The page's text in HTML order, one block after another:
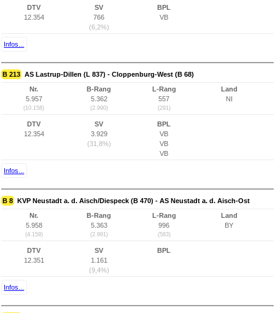
DTV
12.354
SV
766
(6,2%)
BPL
VB
Infos...
B 213 AS Lastrup-Dillen (L 837) - Cloppenburg-West (B 68)
Nr.
5.957
(10.158)
B-Rang
5.362
(2.990)
L-Rang
557
(291)
Land
NI
DTV
12.354
SV
3.929
(31,8%)
BPL
VB
VB
VB
Infos...
B 8 KVP Neustadt a. d. Aisch/Diespeck (B 470) - AS Neustadt a. d. Aisch-Ost
Nr.
5.958
(4.159)
B-Rang
5.363
(2.991)
L-Rang
996
(583)
Land
BY
DTV
12.351
SV
1.161
(9,4%)
BPL
Infos...